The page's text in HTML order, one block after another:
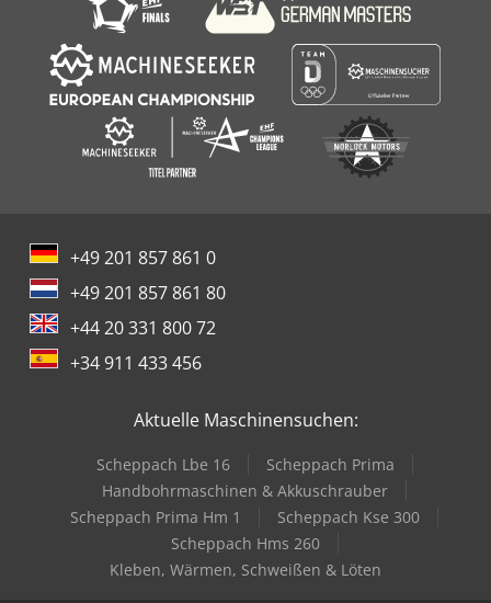
+49 201 857 861 0
+49 201 857 861 80
+44 20 331 800 72
+34 911 433 456
Aktuelle Maschinensuchen:
Scheppach Lbe 16
Scheppach Prima
Handbohrmaschinen & Akkuschrauber
Scheppach Prima Hm 1
Scheppach Kse 300
Scheppach Hms 260
Kleben, Wärmen, Schweißen & Löten